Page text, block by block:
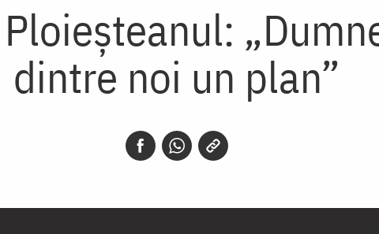
dintre noi un plan”